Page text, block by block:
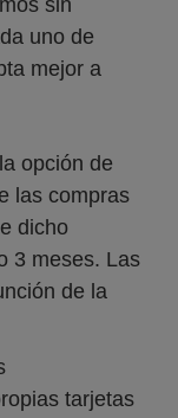
sin
uno de
mejor a
opción de
las compras
dicho
3 meses. Las
de la
tarjetas